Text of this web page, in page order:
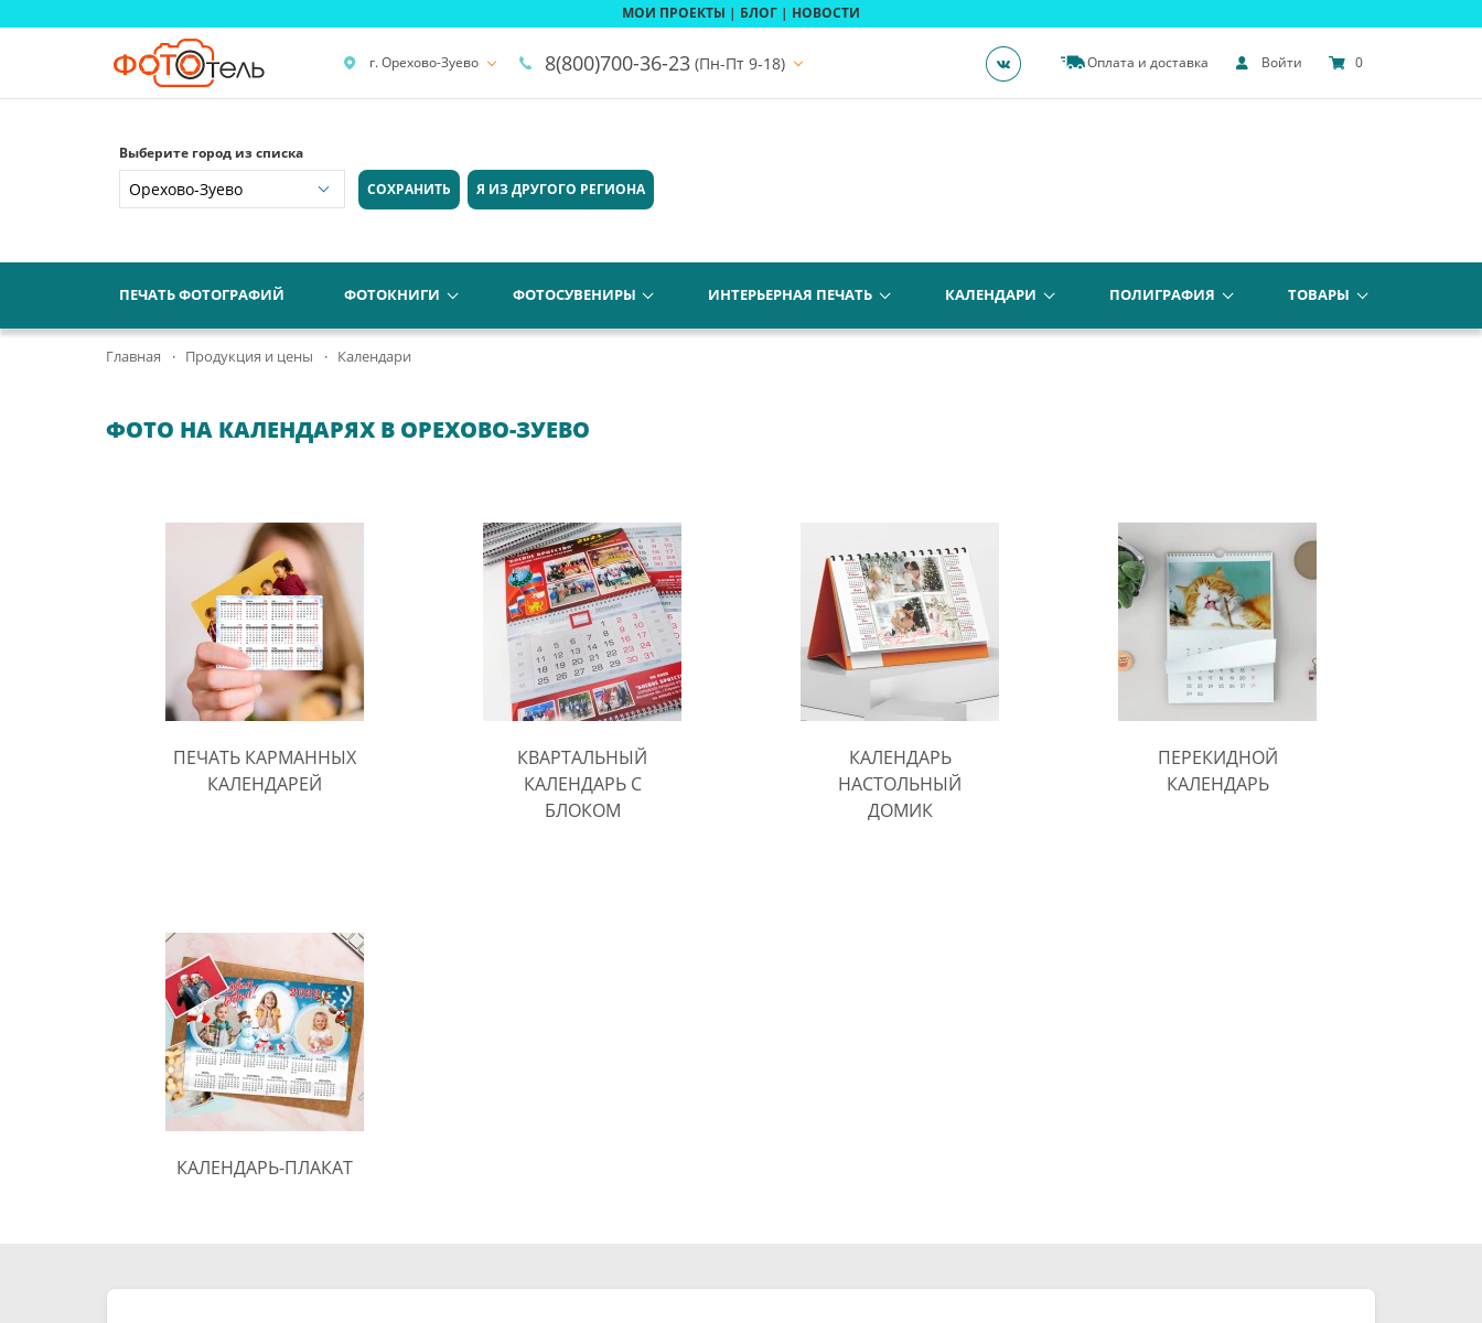
МОИ ПРОЕКТЫ | БЛОГ | НОВОСТИ
г. Орехово-Зуево 8(800)700-36-23 (Пн-Пт 9-18) Оплата и доставка Войти 0
Выберите город из списка
СОХРАНИТЬ
Я ИЗ ДРУГОГО РЕГИОНА
ПЕЧАТЬ ФОТОГРАФИЙ ФОТОКНИГИ ФОТОСУВЕНИРЫ ИНТЕРЬЕРНАЯ ПЕЧАТЬ КАЛЕНДАРИ ПОЛИГРАФИЯ ТОВАРЫ
Главная Продукция и цены Календари
ФОТО НА КАЛЕНДАРЯХ В ОРЕХОВО-ЗУЕВО
ПЕЧАТЬ КАРМАННЫХ
КАЛЕНДАРЕЙ
КВАРТАЛЬНЫЙ
КАЛЕНДАРЬ С
БЛОКОМ
КАЛЕНДАРЬ
НАСТОЛЬНЫЙ
ДОМИК
ПЕРЕКИДНОЙ
КАЛЕНДАРЬ
КАЛЕНДАРЬ-ПЛАКАТ